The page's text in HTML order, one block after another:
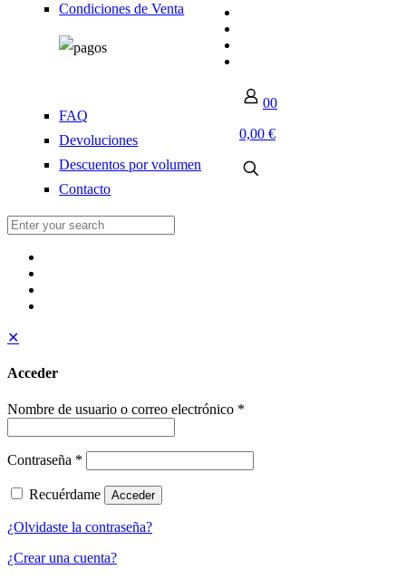
Condiciones de Venta
FAQ
Devoluciones
Descuentos por volumen
Contacto
00
0,00 €
✕
Acceder
Nombre de usuario o correo electrónico *
Contraseña *
Recuérdame Acceder
¿Olvidaste la contraseña?
¿Crear una cuenta?